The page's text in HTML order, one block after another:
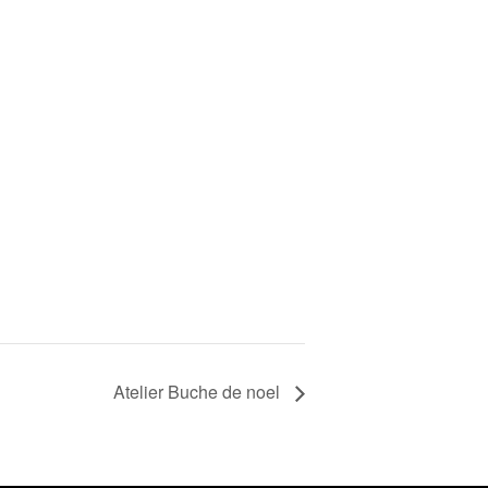
Atelier Buche de noel